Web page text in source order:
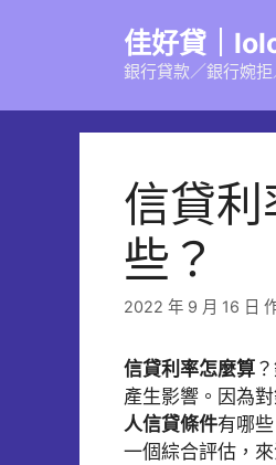
佳好貸｜
銀行貸款／銀行婉
信貸
些？
2022 年 9 月 16 日
信貸利率怎麼算
產生影響。因為
人信貸條件有哪
一個綜合評估，